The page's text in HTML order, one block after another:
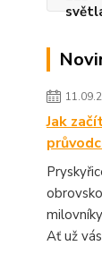
Jak
Ať už